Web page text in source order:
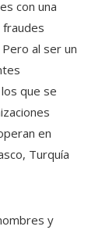
con una
fraudes
al ser un
que se
en
Turquía
y